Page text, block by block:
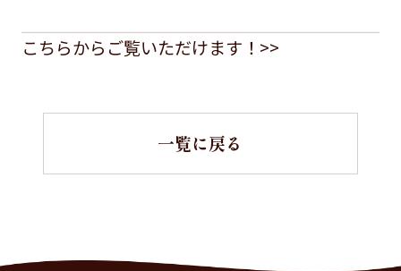
こちらからご覧いただけます！>>
一覧に戻る